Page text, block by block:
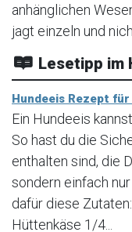
anhänglichen
jagt einzeln und
Lesetipp im
Hundeeis Rezept
Ein Hundeeis
So hast du die
enthalten sind, die
sondern einfach
dafür diese
Hüttenkäse 1/4...